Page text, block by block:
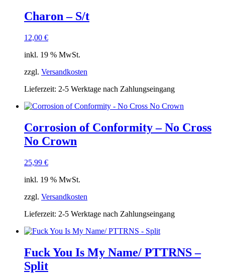
Charon – S/t
12,00 €
inkl. 19 % MwSt.
zzgl. Versandkosten
Lieferzeit: 2-5 Werktage nach Zahlungseingang
Corrosion of Conformity – No Cross
No Crown
25,99 €
inkl. 19 % MwSt.
zzgl. Versandkosten
Lieferzeit: 2-5 Werktage nach Zahlungseingang
Fuck You Is My Name/ PTTRNS –
Split